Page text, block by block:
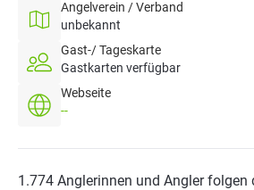
Angelverein / Verband
unbekannt
Gast-/ Tageskarte
Gastkarten verfügbar
Webseite
--
1.774 Anglerinnen und Angler folgen